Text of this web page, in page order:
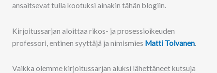
ansaitsevat tulla kootuksi ainakin tähän blogiin.
Kirjoitussarjan aloittaa rikos- ja prosessioikeuden
professori, entinen syyttäjä ja nimismies Matti Tolvanen
Vaikka olemme kirjoitussarjan aluksi lähettäneet kutsuja